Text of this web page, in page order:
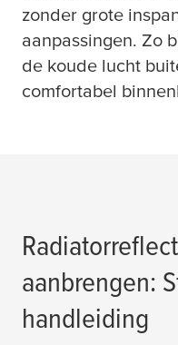
zonder grote
aanpassingen. Zo
de koude lucht
comfortabel
aanbrengen:
handleiding